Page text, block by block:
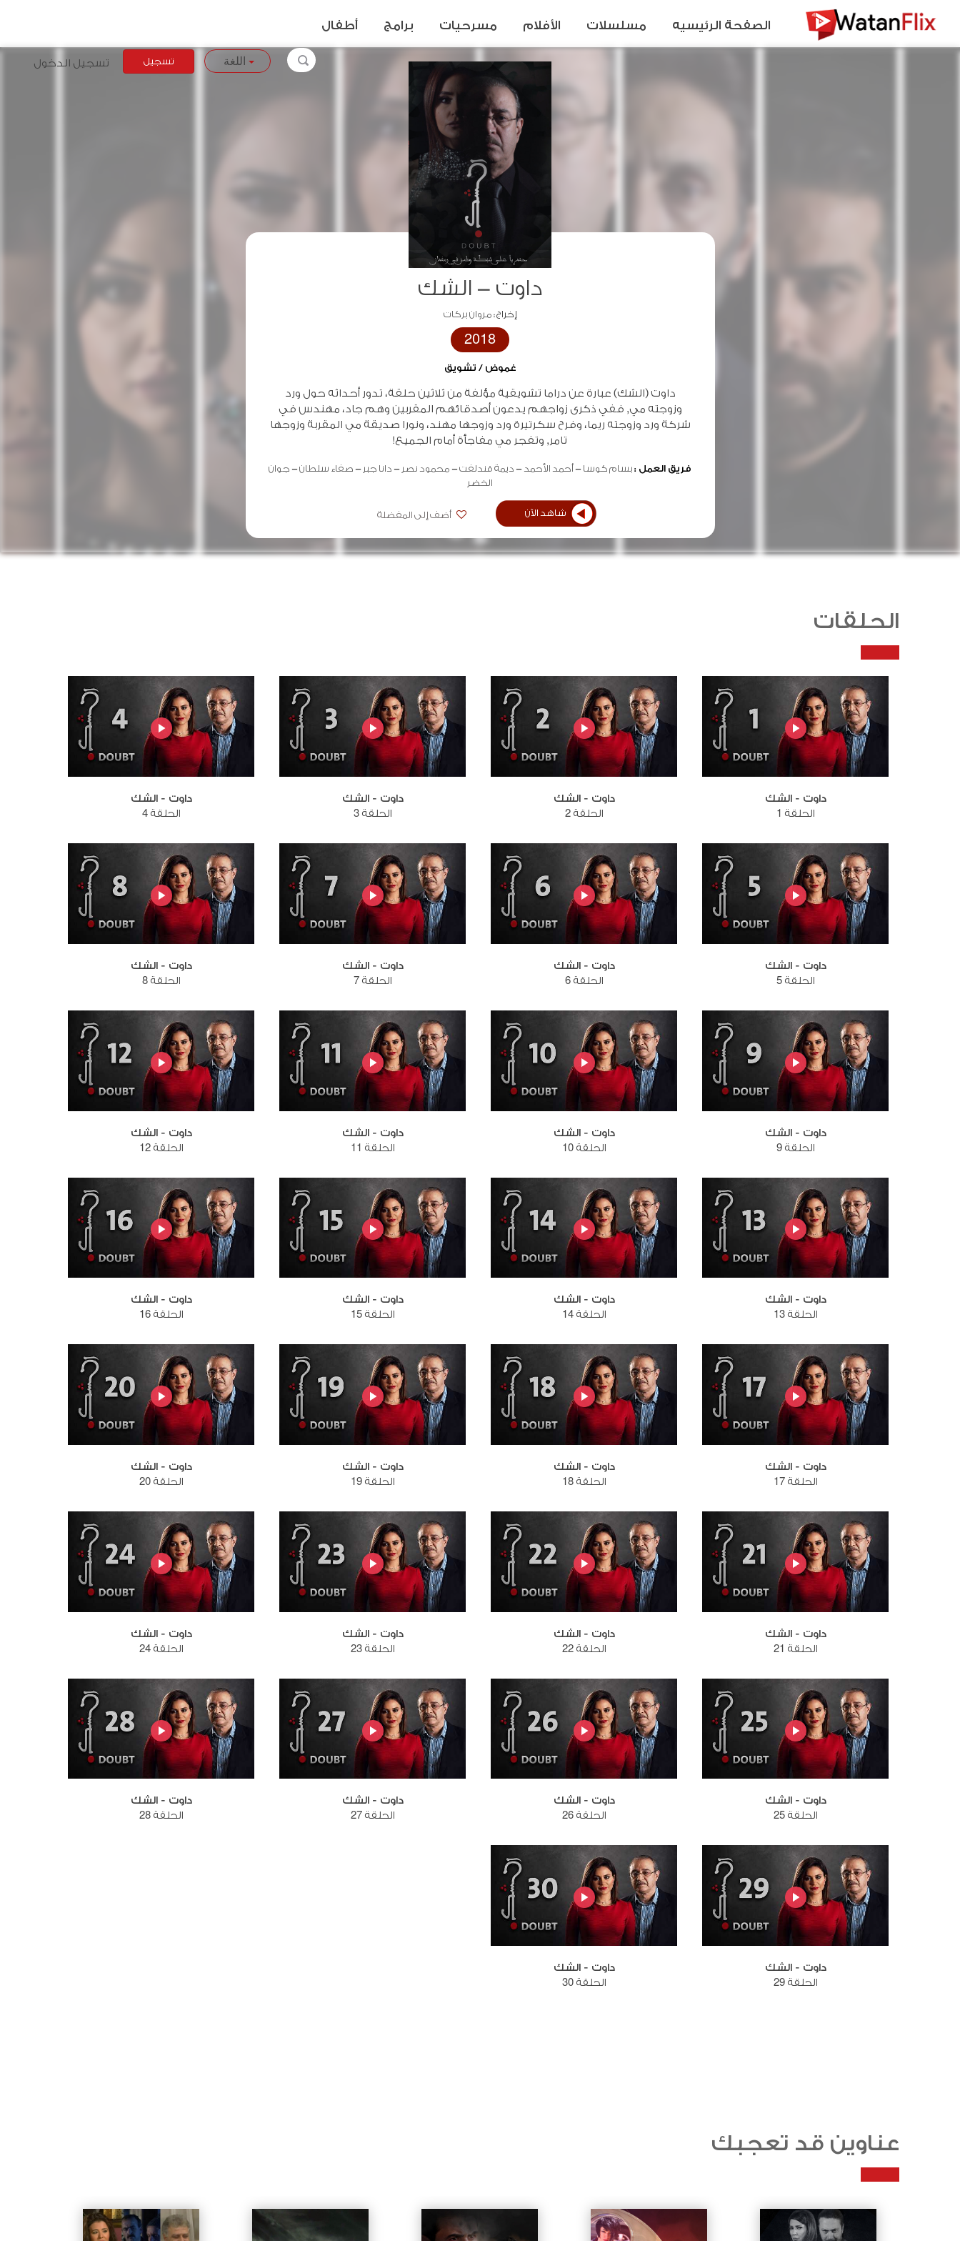
داوت - الشك
إخراج :مروان بركات
2018
غموض / تشويق
داوت (الشك) عبارة عن دراما تشويقية مؤلفة من ثلاثين حلقة، تدور أحداثه حول ورد
وزوجته مي, ففي ذكرى زواجهم يدعون أصدقائهم المقربين وهم جاد، مهندس في
شركة ورد وزوجته ريما، وفرح سكرتيرة ورد وزوجها مهند، ونورا صديقة مي المقربة وزوجها
تامر, وتفجر مي مفاجأة أمام الجميع!
فريق العمل :بسام كوسا أحمد الأحمد ديمة قندلفت محمود نصر دانا جبر صفاء سلطان
جوان
الخضر
شاهد الآن أضف إلى المفضلة
الحلقات
داوت - الشك
الحلقة 1
داوت - الشك
الحلقة 2
داوت - الشك
الحلقة 3
داوت - الشك
الحلقة 4
داوت - الشك
الحلقة 5
داوت - الشك
الحلقة 6
داوت - الشك
الحلقة 7
داوت - الشك
الحلقة 8
داوت - الشك
الحلقة 9
داوت - الشك
الحلقة 10
داوت - الشك
الحلقة 11
داوت - الشك
الحلقة 12
داوت - الشك
الحلقة 13
داوت - الشك
الحلقة 14
داوت - الشك
الحلقة 15
داوت - الشك
الحلقة 16
داوت - الشك
الحلقة 17
داوت - الشك
الحلقة 18
داوت - الشك
الحلقة 19
داوت - الشك
الحلقة 20
داوت - الشك
الحلقة 21
داوت - الشك
الحلقة 22
داوت - الشك
الحلقة 23
داوت - الشك
الحلقة 24
داوت - الشك
الحلقة 25
داوت - الشك
الحلقة 26
داوت - الشك
الحلقة 27
داوت - الشك
الحلقة 28
داوت - الشك
الحلقة 29
داوت - الشك
الحلقة 30
عناوين قد تعجبك
الصفحة الرئيسيه مسلسلات الأفلام مسرحيات برامج أطفال
اللغة تسجيل تسجيل الدخول